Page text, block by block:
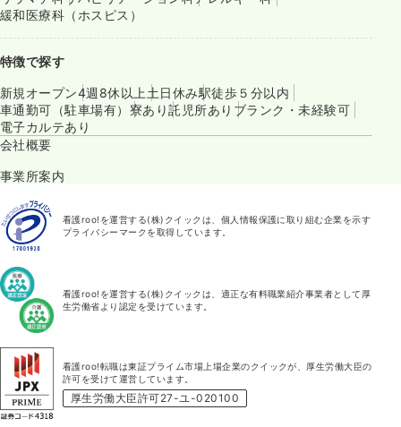
緩和医療科（ホスピス）
特徴で探す
新規オープン4週8休以上土日休み駅徒歩５分以内
車通勤可（駐車場有） 寮あり託児所あり ブランク・未経験可
電子カルテあり
会社概要
事業所案内
看護roo!を運営する(株)クイックは、個人情報保護に取り組む企業を示す
プライバシーマークを取得しています。
看護roo!を運営する(株)クイックは、適正な有料職業紹介事業者として厚
生労働省より認定を受けています。
看護roo!転職は東証プライム市場上場企業のクイックが、厚生労働大臣の
許可を受けて運営しています。
厚生労働大臣許可27-ユ-020100